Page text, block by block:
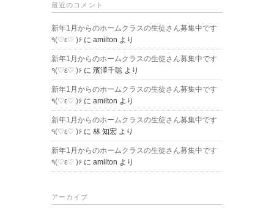
最近のコメント
新年1月からのホームクラスの生徒さん募集中です
٩(♡ε♡ )۶ に amilton より
新年1月からのホームクラスの生徒さん募集中です
٩(♡ε♡ )۶ に 濱澤千聡 より
新年1月からのホームクラスの生徒さん募集中です
٩(♡ε♡ )۶ に amilton より
新年1月からのホームクラスの生徒さん募集中です
٩(♡ε♡ )۶ に 林 知宏 より
新年1月からのホームクラスの生徒さん募集中です
٩(♡ε♡ )۶ に amilton より
アーカイブ